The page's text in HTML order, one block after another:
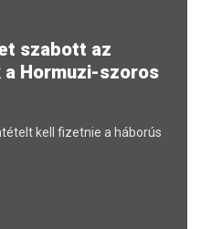
szabott az
a Hormuzi-szoros
kell fizetnie a háborús